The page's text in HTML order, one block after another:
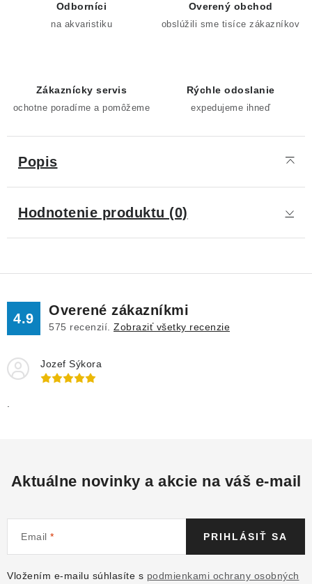
Odborníci
na akvaristiku
Overený obchod
obslúžili sme tisíce zákazníkov
Zákaznícky servis
ochotne poradíme a pomôžeme
Rýchle odoslanie
expedujeme ihneď
Popis
Hodnotenie produktu (0)
4.9
Overené zákazníkmi
575 recenzií. Zobraziť všetky recenzie
Jozef Sýkora
Aktuálne novinky a akcie na váš e-mail
Email
Vložením e-mailu súhlasíte s podmienkami ochrany osobných
PRIHLÁSIŤ SA